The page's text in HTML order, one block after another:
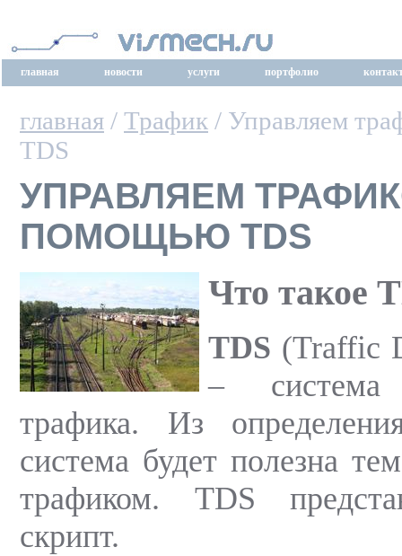
главная новости услуги портфолио
главная / Трафик / Управляем
TDS
УПРАВЛЯЕМ
ПОМОЩЬЮ TDS
Что такое
TDS (Traffic
– система
трафика. Из
система будет полезна
трафиком. TDS
скрипт.